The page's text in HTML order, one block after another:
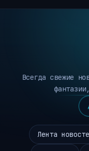
Всегда свежие
Лента